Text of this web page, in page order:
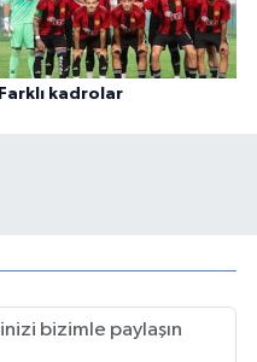
Farklı kadrolar